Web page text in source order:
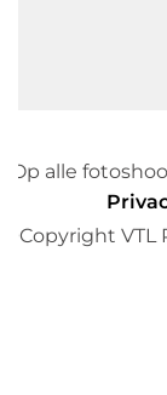
Op alle
©Copyright VTL